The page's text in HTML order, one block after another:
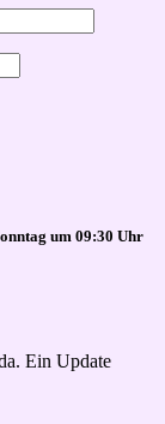
um 09:30 Uhr
Ein Update